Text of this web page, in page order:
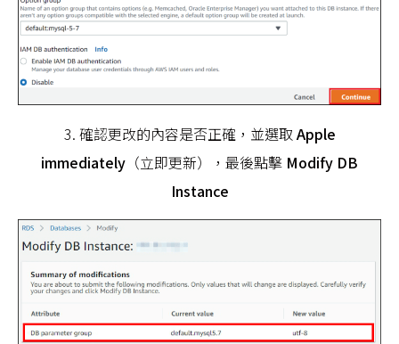
3. 確認更改的內容是否正確，並選取 Apple
immediately （立即更新），最後點擊 Modify DB
Instance